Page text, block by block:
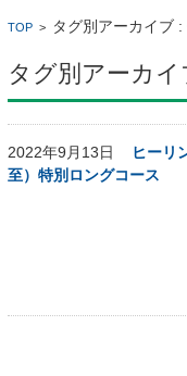
TOP > タグ別アーカイブ
タグ別アーカ
2022年9月13日
ヒーリ
至）特別ロングコース